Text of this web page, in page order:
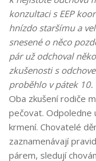
konzultaci s EEP
hnízdo staršímu a
snesené o něco
pár už odchoval
zkušenosti s
proběhlo v pátek 10.
Oba zkušení rodiče
pečovat. Odpoledne
krmení. Chovatelé
zaznamenávají
párem, sledují